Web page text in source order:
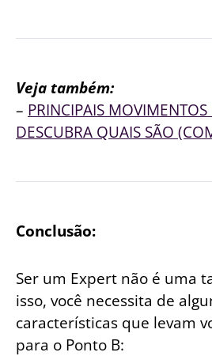
Veja também:
– PRINCIPAIS MOVIMENTOS
DESCUBRA QUAIS SÃO
Conclusão:
Ser um Expert não é uma
isso, você necessita de
características que levam
para o Ponto B: